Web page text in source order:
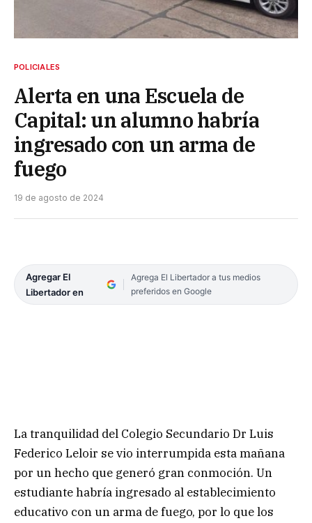
POLICIALES
Alerta en una Escuela de
Capital: un alumno habría
ingresado con un arma de
fuego
19 de agosto de 2024
Agregar El
Libertador en
Agrega El Libertador a tus medios
preferidos en Google
La tranquilidad del Colegio Secundario Dr Luis
Federico Leloir se vio interrumpida esta mañana
por un hecho que generó gran conmoción. Un
estudiante habría ingresado al establecimiento
educativo con un arma de fuego, por lo que los